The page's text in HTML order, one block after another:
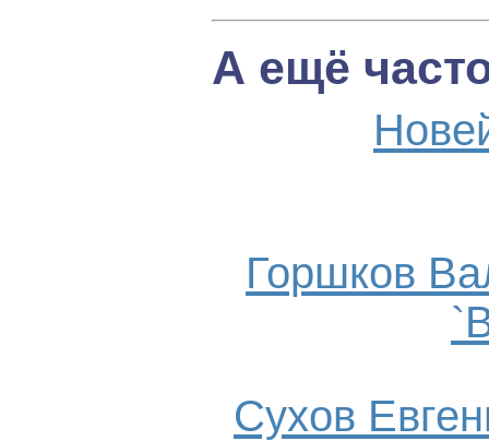
А ещё
Горшков
Сухов